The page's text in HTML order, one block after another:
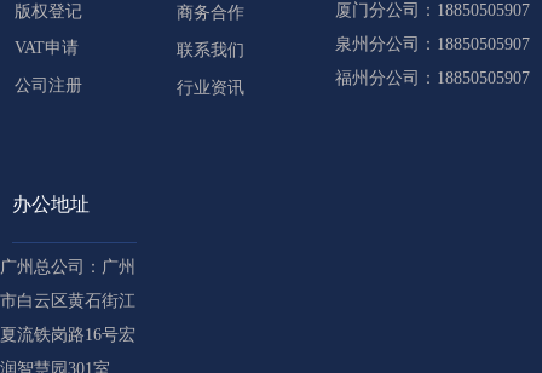
版权登记
VAT申请
公司注册
商务合作
联系我们
行业资讯
厦门分公司：18850505907
泉州分公司：18850505907
福州分公司：18850505907
办公地址
广州总公司：广州
市白云区黄石街江
夏流铁岗路16号宏
润智慧园301室